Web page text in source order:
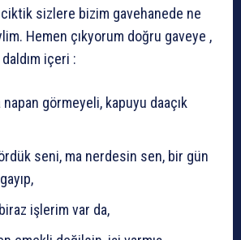
sizlere bizim gavehanede ne
Hemen çıkyorum doğru gaveye ,
daldım içeri :
görmeyeli, kapuyu daaçık
seni, ma nerdesin sen, bir gün
işlerim var da,